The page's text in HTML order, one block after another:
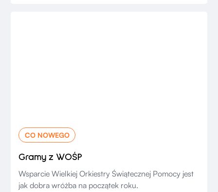
CO NOWEGO
Gramy z WOŚP
Wsparcie Wielkiej Orkiestry Świątecznej Pomocy jest
jak dobra wróżba na początek roku.